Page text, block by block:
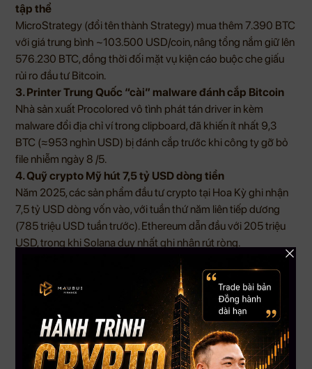
tập thể
MicroStrategy (đổi tên thành Strategy) mua thêm 7.390 BTC
với giá trung bình ~103.500 USD/coin, nâng tổng nắm giữ lên
576.230 BTC, đồng thời đối mặt vụ kiện cáo buộc che giấu
rủi ro đầu tư Bitcoin.
3. Printer Trung Quốc “cài” malware đánh cắp Bitcoin
Nhà sản xuất Procolored vô tình phát tán driver in kèm
malware đổi địa chỉ ví trong clipboard, đã khiến ít nhất 9,3
BTC (≈953 nghìn USD) bị đánh cắp trước khi công ty gỡ bỏ
file nhiễm ngày 8 /5.
4. Quỹ crypto Mỹ hút 7,5 tỷ USD dòng tiền
Năm 2025, các sản phẩm đầu tư crypto tại Hoa Kỳ ghi nhận
7,5 tỷ USD dòng vốn vào, với tuần thứ năm liên tiếp dương
(785 triệu USD tuần trước). Ethereum dẫn đầu với 205 triệu
USD, trong khi Solana duy nhất ghi nhận rút ròng.
5. Franklin ‘hái’ lãi quỹ lương qua DeFi
Franklin ra mắt Payroll Treasury Yield, cho phép doanh nghiệp
dùng smart contract gửi stablecoin quỹ lương vào các pool
DeFi, vừa duy trì tự chủ vốn vừa sinh lãi thay thế T-Bills hay
sweep account truyền thống.
Kết luận
Tháng 5 chứng kiến những bước chuyển mình mạnh mẽ của